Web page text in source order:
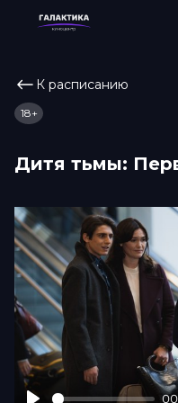
К расписанию
Дитя тьмы:
18+